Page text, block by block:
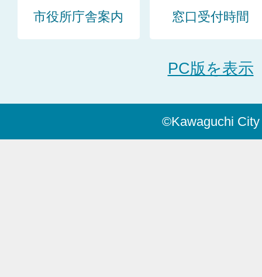
市役所庁舎案内 窓口受付時間
PC版を表示
©Kawaguchi City